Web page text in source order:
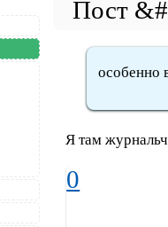
особенно
Я там
0